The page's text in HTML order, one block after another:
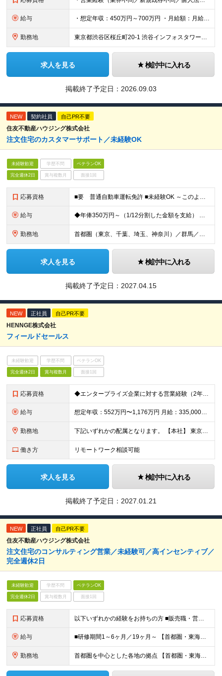
給与 ・想定年収：450万円～700万円 ・月給額：月給300,000円～466,700円 ・みなし残業代：45時間分（79,000円～122,000円） --------------- 昇給年2回・賞与年
勤務地 東京都渋谷区桜丘町20-1 渋谷インフォスタワー16階 ★原則出社ですが、リモートワークは週1まで可能です。 （変更の可能性）上記を除く当社関連勤務地
求人を見る 検討中に入れる
掲載終了予定日： 2026.09.03
NEW 契約社員 自己PR不要
住友不動産ハウジング株式会社
注文住宅のカスタマーサポート／未経験OK
未経験歓迎 学歴不問 ベテランOK
完全週休2日 賞与複数月 面接1回
応募資格 ■要 普通自動車運転免許 ■未経験OK ～このような方を歓迎します～ □直接お客様から感謝の声をいただける仕事に就きたい方 □建築や住宅業界に興味がある方 □モノづくり、家づくりが好きな方 □手に職
給与 ◆年俸350万円～（1/12分割した金額を支給） ∟月収29万2000円 ※経験、スキルに応じて決定します ※固定残業手当（40時間分／69,100円）を含む。超過した場合は、別途加算支給します。
勤務地 首都圏（東京、千葉、埼玉、神奈川）／群馬／愛知／静岡／大阪／福岡のいずれかの拠点にてご勤務いただきます。 ※配属先は希望を考慮のうえ決定します ※（変更の範囲）上記を除く当社関連勤務地
求人を見る 検討中に入れる
掲載終了予定日： 2027.04.15
NEW 正社員 自己PR不要
HENNGE株式会社
フィールドセールス
未経験歓迎 学歴不問 ベテランOK
完全週休2日 賞与複数月 面接1回
応募資格 ◆エンタープライズ企業に対する営業経験（2年以上） ※IT商材の取り扱い経験不問
給与 想定年収：552万円〜1,176万円 月給：335,000円〜735,000円 （うち固定残業代45,000円〜86,000円／20時間分を含む） ※20時間を超える時間外労働分は別途支給 昇給：年1
勤務地 下記いずれかの配属となります。 【本社】 東京都渋谷区南平台町16-28 Daiwa渋谷スクエア ・名古屋オフィス ・大阪オフィス ・福岡オフィス ※東京／大阪で積極採用中となります。 (変更
働き方 リモートワーク相談可能
求人を見る 検討中に入れる
掲載終了予定日： 2027.01.21
NEW 正社員 自己PR不要
住友不動産ハウジング株式会社
注文住宅のコンサルティング営業／未経験可／高インセンティブ／
完全週休2日
未経験歓迎 学歴不問 ベテランOK
完全週休2日 賞与複数月 面接1回
応募資格 以下いずれかの経験をお持ちの方 ■販売職・営業職での顧客への提案経験をお持ちの方 ■建築関連の知識をお持ちの方
給与 ■研修期間1～6ヶ月／19ヶ月～ 【首都圏・東海・関西】 月給29万2千円～ (固定給25万円+定額歩合給4万2千円、固定残業手当月約58時間分9万2700円含む) 【その他】 月給27万1千円～
勤務地 首都圏を中心とした各地の拠点 【首都圏・東海・関西】 東京、千葉、埼玉、神奈川、茨城、愛知、三重、岐阜、静岡、大阪、京都、奈良、滋賀、兵庫 【その他】 栃木、群馬、北海道、宮城、新潟、岡山、広島、